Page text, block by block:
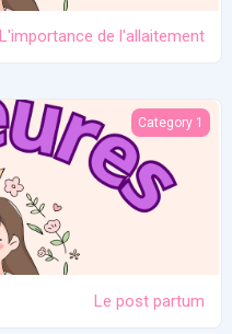
L'importance de l'allaitement
Le post partum
Category 1
Le post partum